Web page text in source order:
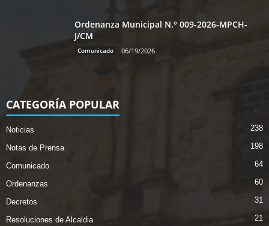
Ordenanza Municipal N.° 009-2026-MPCH-
J/CM
Comunicado 06/19/2026
CATEGORÍA POPULAR
Noticias 238
Notas de Prensa 198
Comunicado 64
Ordenanzas 60
Decretos 31
Resoluciones de Alcaldia 21